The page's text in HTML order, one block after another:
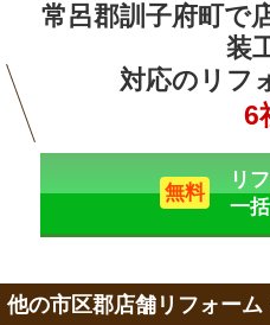
常呂郡訓子府町で
装
対応のリフ
6
無料
リ
一
他の市区郡店舗リフォー